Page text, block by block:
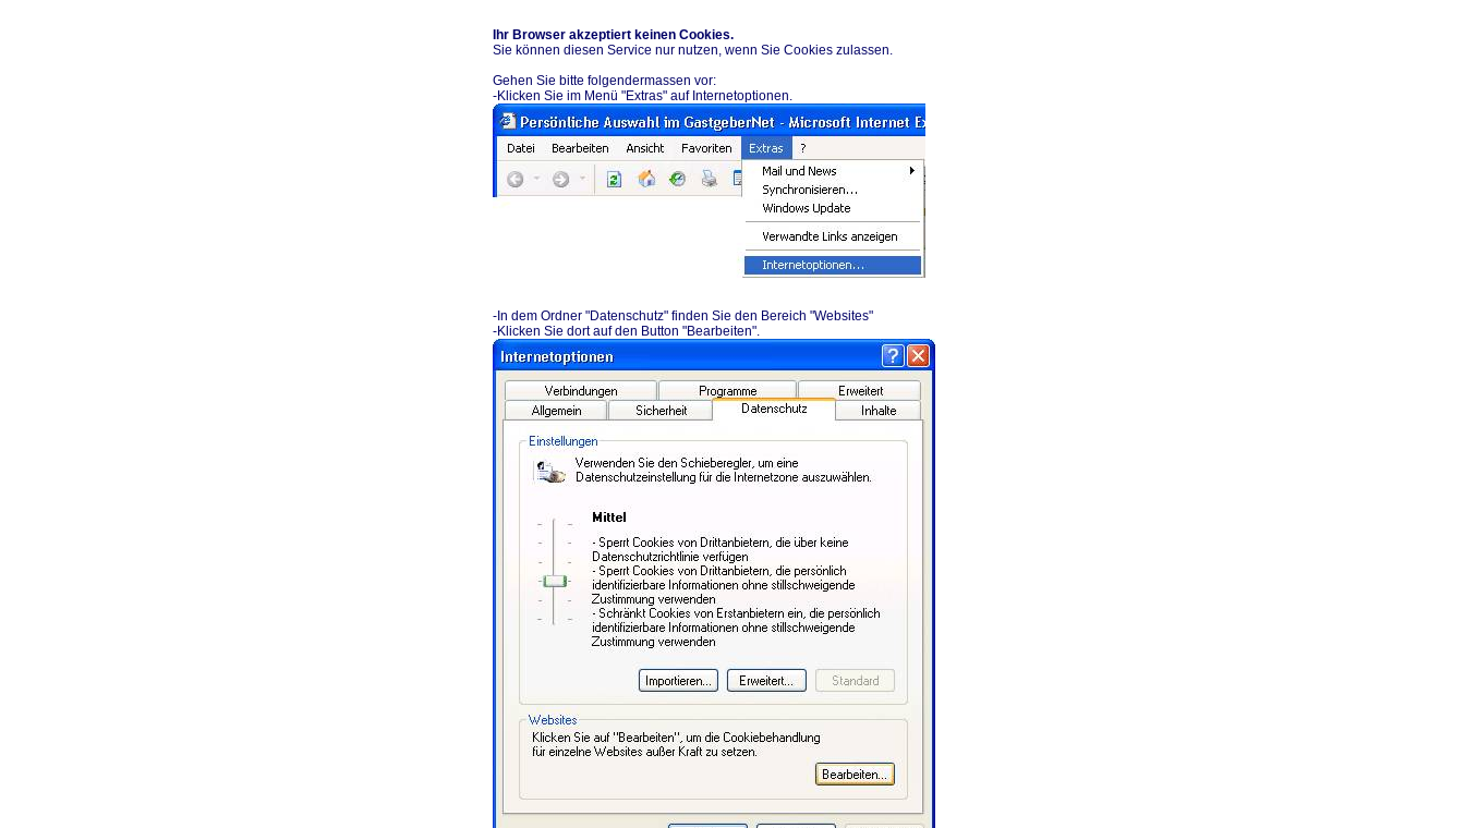
Ihr Browser akzeptiert keinen Cookies.
Sie können diesen Service nur nutzen, wenn Sie Cookies zulassen.
Gehen Sie bitte folgendermassen vor:
-Klicken Sie im Menü "Extras" auf Internetoptionen.
-In dem Ordner "Datenschutz" finden Sie den Bereich "Websites"
-Klicken Sie dort auf den Button "Bearbeiten".